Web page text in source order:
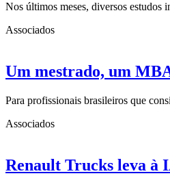
Nos últimos meses, diversos estudos
Associados
Um mestrado, um
Para profissionais brasileiros que
Associados
Renault Trucks leva à